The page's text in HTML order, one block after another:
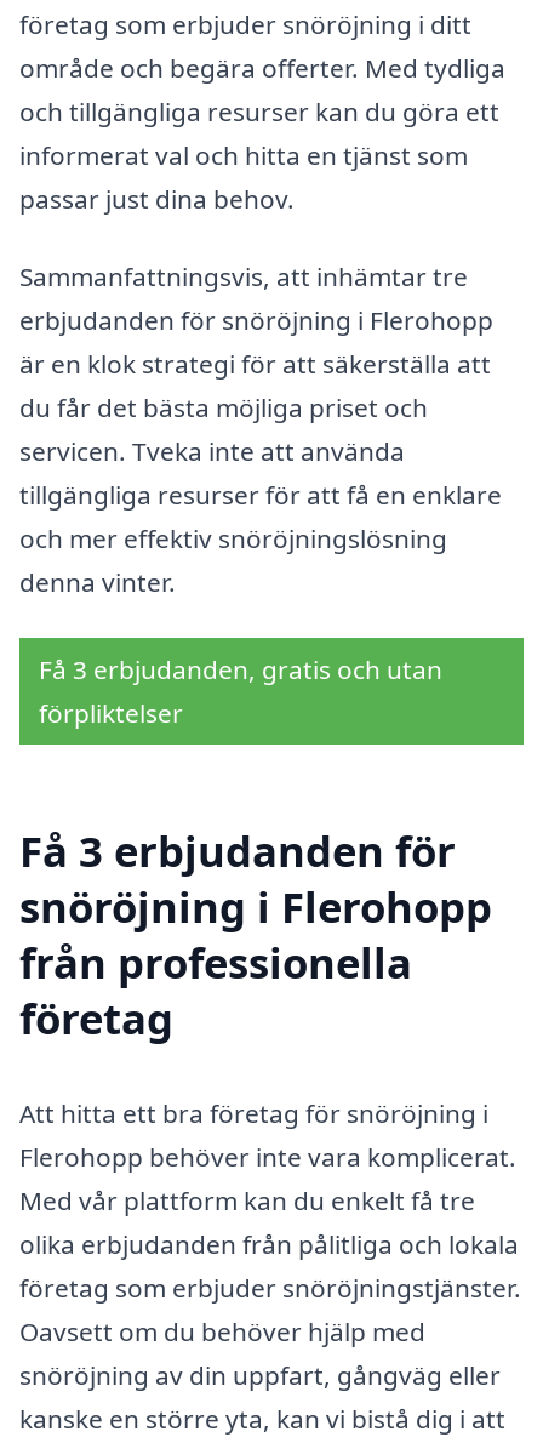
företag som erbjuder snöröjning i ditt
område och begära offerter. Med tydliga
och tillgängliga resurser kan du göra ett
informerat val och hitta en tjänst som
passar just dina behov.
Sammanfattningsvis, att inhämtar tre
erbjudanden för snöröjning i Flerohopp
är en klok strategi för att säkerställa att
du får det bästa möjliga priset och
servicen. Tveka inte att använda
tillgängliga resurser för att få en enklare
och mer effektiv snöröjningslösning
denna vinter.
Få 3 erbjudanden, gratis och utan
förpliktelser
Få 3 erbjudanden för
snöröjning i Flerohopp
från professionella
företag
Att hitta ett bra företag för snöröjning i
Flerohopp behöver inte vara komplicerat.
Med vår plattform kan du enkelt få tre
olika erbjudanden från pålitliga och lokala
företag som erbjuder snöröjningstjänster.
Oavsett om du behöver hjälp med
snöröjning av din uppfart, gångväg eller
kanske en större yta, kan vi bistå dig i att